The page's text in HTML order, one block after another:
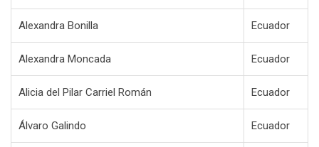
Alexandra Bonilla Ecuador
Alexandra Moncada Ecuador
Alicia del Pilar Carriel Román Ecuador
Álvaro Galindo Ecuador